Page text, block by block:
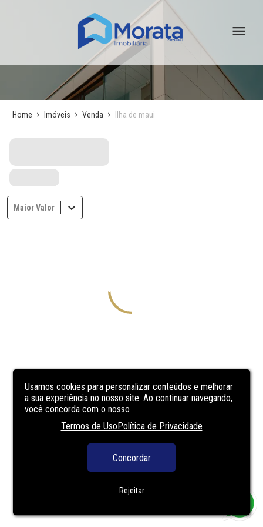
Usamos cookies para personalizar conteúdos e melhorar
a sua experiência no nosso site. Ao continuar navegando,
você concorda com o nosso
Termos de UsoPolítica de Privacidade
Concordar
Rejeitar
Home Imóveis Venda Ilha de maui
Maior Valor